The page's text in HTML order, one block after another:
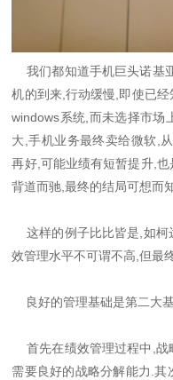
我们都知道手机巨头诺基
机的到来,行动缓慢,即使已
windows系统,而未选择市场
大,手机业务最终卖给微软,
再好,可能业绩有短暂提升,也
背道而驰,最终的结局可想而
这样的例子比比皆是,如柯
效管理水平不可谓不高,但最
良好的管理基础是第二大
首先在绩效管理过程中,战
需要良好的战略分解能力.